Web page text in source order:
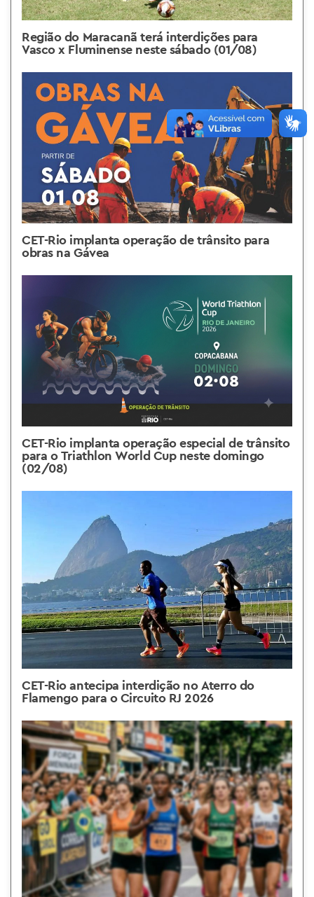
Região do Maracanã terá interdições para
Vasco x Fluminense neste sábado (01/08)
CET-Rio implanta operação de trânsito para
obras na Gávea
CET-Rio implanta operação especial de trânsito
para o Triathlon World Cup neste domingo
(02/08)
CET-Rio antecipa interdição no Aterro do
Flamengo para o Circuito RJ 2026